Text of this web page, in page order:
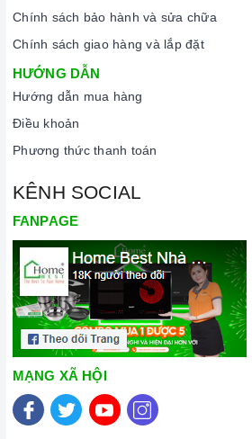
Chính sách bảo hành và sửa chữa
Chính sách giao hàng và lắp đặt
HƯỚNG DẪN
Hướng dẫn mua hàng
Điều khoản
Phương thức thanh toán
KÊNH SOCIAL
FANPAGE
MẠNG XÃ HỘI